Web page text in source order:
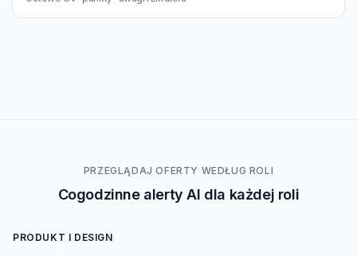
PRZEGLĄDAJ OFERTY WEDŁUG ROLI
Cogodzinne alerty AI dla każdej roli
PRODUKT I DESIGN